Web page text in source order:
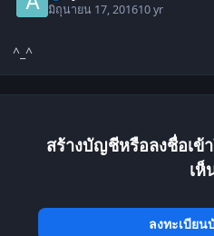
มิถุนายน 17, 201610 yr
^_^
สร้างบัญชีหรือลงชื่อเข้
เห็
ลงทะเบีย